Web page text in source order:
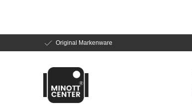
Original Markenware